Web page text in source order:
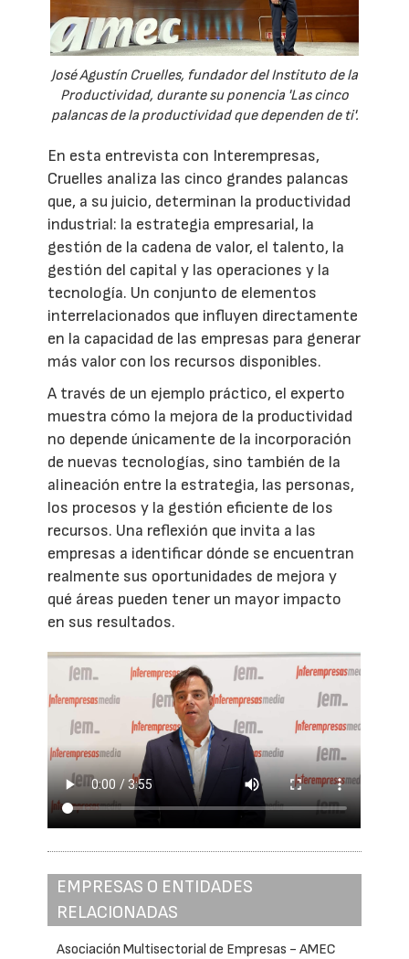
José Agustín Cruelles, fundador del Instituto de la
Productividad, durante su ponencia 'Las cinco
palancas de la productividad que dependen de ti'.
En esta entrevista con Interempresas,
Cruelles analiza las cinco grandes palancas
que, a su juicio, determinan la productividad
industrial: la estrategia empresarial, la
gestión de la cadena de valor, el talento, la
gestión del capital y las operaciones y la
tecnología. Un conjunto de elementos
interrelacionados que influyen directamente
en la capacidad de las empresas para generar
más valor con los recursos disponibles.
A través de un ejemplo práctico, el experto
muestra cómo la mejora de la productividad
no depende únicamente de la incorporación
de nuevas tecnologías, sino también de la
alineación entre la estrategia, las personas,
los procesos y la gestión eficiente de los
recursos. Una reflexión que invita a las
empresas a identificar dónde se encuentran
realmente sus oportunidades de mejora y
qué áreas pueden tener un mayor impacto
en sus resultados.
EMPRESAS O ENTIDADES
RELACIONADAS
Asociación Multisectorial de Empresas - AMEC